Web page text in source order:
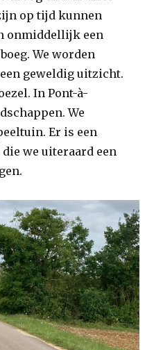
op tijd kunnen
onmiddellijk een
We worden
geweldig uitzicht.
In Pont-à-
We
Er is een
we uiteraard een